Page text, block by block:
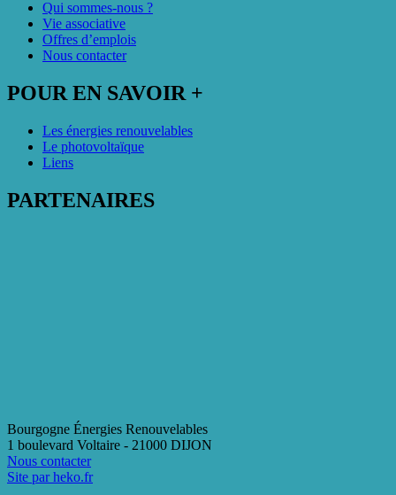
Qui sommes-nous ?
Vie associative
Offres d’emplois
Nous contacter
POUR EN SAVOIR +
Les énergies renouvelables
Le photovoltaïque
Liens
PARTENAIRES
Bourgogne Énergies Renouvelables
1 boulevard Voltaire - 21000 DIJON
Nous contacter
Site par heko.fr